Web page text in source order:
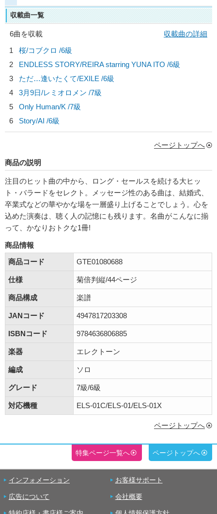
収載曲一覧
6曲を収載
収載曲の詳細
1
桜/コブクロ /6級
2
ENDLESS STORY/REIRA starring YUNA ITO /6級
3
ただ…逢いたくて/EXILE /6級
4
3月9日/レミオロメン /7級
5
Only Human/K /7級
6
Story/AI /6級
ページトップへ
商品の説明
注目のヒット曲の中から、ロング・セールスを続ける大ヒッ
ト・バラードをセレクト。メッセージ性のある曲は、結婚式、
卒業式などの華やかな場を一層盛り上げることでしょう。心を
込めた演奏は、聴く人の記憶にも残ります。名曲がこんなに揃
って、かなりおトクな1冊!
商品情報
商品コード
GTE01080688
仕様 菊倍判縦/44ページ
商品構成 楽譜
JANコード 4947817203308
ISBNコード 9784636806885
楽器 エレクトーン
編成 ソロ
グレード 7級/6級
対応機種 ELS-01C/ELS-01/ELS-01X
ページトップへ
特集ページ一覧へ ページトップへ
インフォメーション お客様サポート
広告について 会社概要